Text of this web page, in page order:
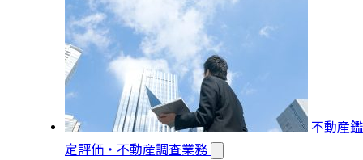
不動産鑑
定評価・不動産調査業務